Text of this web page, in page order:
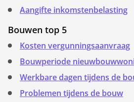
Aangifte inkomstenbelasting
Bouwen top 5
Kosten vergunningsaanvraag
Bouwperiode
Werkbare dagen tijdens de
Problemen tijdens de bouw